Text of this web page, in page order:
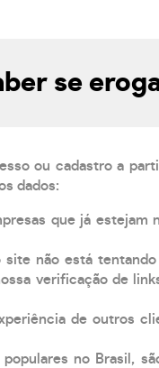
se
ou cadastro a
dados:
que já estejam
não está
verificação de
de outros
no Brasil,